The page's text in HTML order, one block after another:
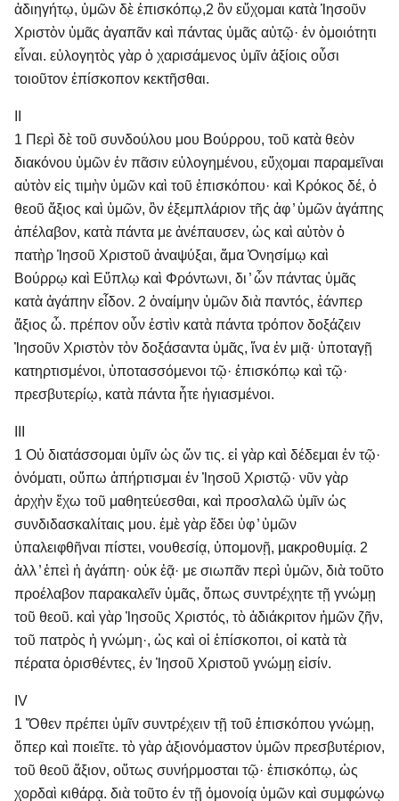
ἀδιηγήτῳ, ὑμῶν δὲ ἐπισκόπῳ, 2 ὃν εὔχομαι κατὰ Ἰησοῦν
Χριστὸν ὑμᾶς ἀγαπᾶν καὶ πάντας ὑμᾶς αὐτῷ· ἐν ὁμοιότητι
εἶναι. εὐλογητὸς γὰρ ὁ χαρισάμενος ὑμῖν ἀξίοις οὖσι
τοιοῦτον ἐπίσκοπον κεκτῆσθαι.
1 Περὶ δὲ τοῦ συνδούλου μου Βούρρου, τοῦ κατὰ θεὸν
διακόνου ὑμῶν ἐν πᾶσιν εὐλογημένου, εὔχομαι παραμεῖναι
αὐτὸν εἰς τιμὴν ὑμῶν καὶ τοῦ ἐπισκόπου· καὶ Κρόκος δέ, ὁ
θεοῦ ἄξιος καὶ ὑμῶν, ὃν ἐξεμπλάριον τῆς ἀφ ̓ ὑμῶν ἀγάπης
ἀπέλαβον, κατὰ πάντα με ἀνέπαυσεν, ὡς καὶ αὐτὸν ὁ
πατὴρ Ἰησοῦ Χριστοῦ ἀναψύξαι, ἅμα Ὀνησίμῳ καὶ
Βούρρῳ καὶ Εὔπλῳ καὶ Φρόντωνι, δι ̓ ὧν πάντας ὑμᾶς
κατὰ ἀγάπην εἶδον. 2 ὀναίμην ὑμῶν διὰ παντός, ἐάνπερ
ἄξιος ὦ. πρέπον οὖν ἐστὶν κατὰ πάντα τρόπον δοξάζειν
Ἰησοῦν Χριστὸν τὸν δοξάσαντα ὑμᾶς, ἵνα ἐν μιᾷ· ὑποταγῇ
κατηρτισμένοι, ὑποτασσόμενοι τῷ· ἐπισκόπῳ καὶ τῷ·
πρεσβυτερίῳ, κατὰ πάντα ἦτε ἡγιασμένοι.
1 Οὐ διατάσσομαι ὑμῖν ὡς ὤν τις. εἰ γὰρ καὶ δέδεμαι ἐν τῷ·
ὀνόματι, οὔπω ἀπήρτισμαι ἐν Ἰησοῦ Χριστῷ· νῦν γὰρ
ἀρχὴν ἔχω τοῦ μαθητεύεσθαι, καὶ προσλαλῶ ὑμῖν ὡς
συνδιδασκαλίταις μου. ἐμὲ γὰρ ἔδει ὑφ ̓ ὑμῶν
ὑπαλειφθῆναι πίστει, νουθεσίᾳ, ὑπομονῇ, μακροθυμίᾳ. 2
ἀλλ ̓ ἐπεὶ ἡ ἀγάπη· οὐκ ἐᾷ· με σιωπᾶν περὶ ὑμῶν, διὰ τοῦτο
προέλαβον παρακαλεῖν ὑμᾶς, ὅπως συντρέχητε τῇ γνώμῃ
τοῦ θεοῦ. καὶ γὰρ Ἰησοῦς Χριστός, τὸ ἀδιάκριτον ἡμῶν ζῆν,
τοῦ πατρὸς ἡ γνώμη·, ὡς καὶ οἱ ἐπίσκοποι, οἱ κατὰ τὰ
πέρατα ὁρισθέντες, ἐν Ἰησοῦ Χριστοῦ γνώμῃ εἰσίν.
IV
1 Ὅθεν πρέπει ὑμῖν συντρέχειν τῇ τοῦ ἐπισκόπου γνώμῃ,
ὅπερ καὶ ποιεῖτε. τὸ γὰρ ἀξιονόμαστον ὑμῶν πρεσβυτέριον,
τοῦ θεοῦ ἄξιον, οὕτως συνήρμοσται τῷ· ἐπισκόπῳ, ὡς
χορδαὶ κιθάρᾳ. διὰ τοῦτο ἐν τῇ ὁμονοίᾳ ὑμῶν καὶ συμφώνῳ